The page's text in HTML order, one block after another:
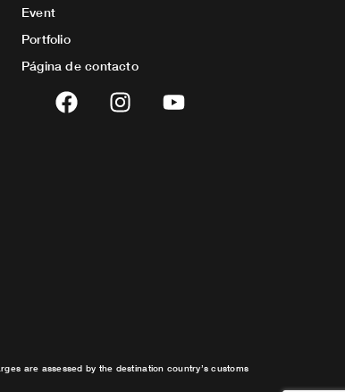
Event
Portfolio
Página de contacto
F
a
I
n
Y
o
are assessed by the destination country’s customs